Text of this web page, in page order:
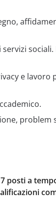
sociali.
e lavoro
problem
posti a